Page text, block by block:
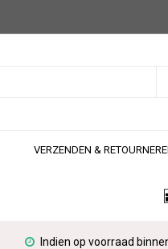
VERZENDEN &
Indien op voorraad